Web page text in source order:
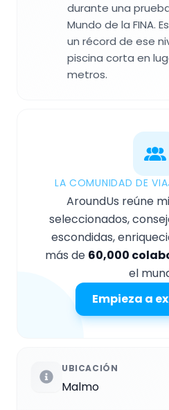
durante una
Mundo de la FINA.
un récord de ese
piscina corta en
metros.
LA COMUNIDAD DE
AroundUs reúne
seleccionados,
escondidas,
más de 60,000
el
Empieza a
UBICACIÓN
Malmo